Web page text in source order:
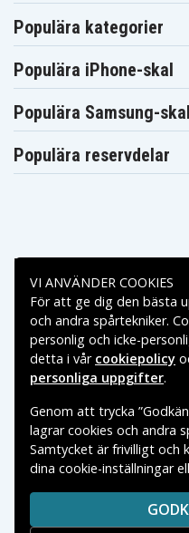
Populära kategorier
Populära iPhone-skal
Populära Samsung-skal
Populära reservdelar
Betalningsalternativ
Leveransalternativ
Copyright ©
VARUMÄRKEN SOM
VI ANVÄNDER COOKIES
För att ge dig den bästa
och andra spårtekniker.
personlig och icke-
detta i vår cookiepolicy
personliga uppgifter.
Genom att trycka
lagrar cookies och andra
Samtycket är frivilligt och
dina cookie-inställningar